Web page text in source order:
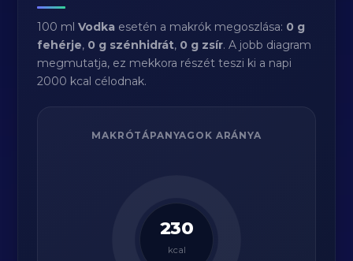
100 mlVodka esetén a makrók megoszlása: 0 g
fehérje, 0 g szénhidrát, 0 g zsír. A jobb diagram
megmutatja, ez mekkora részét teszi ki a napi
2000 kcal célodnak.
MAKRÓTÁPANYAGOK ARÁNYA
230
kcal